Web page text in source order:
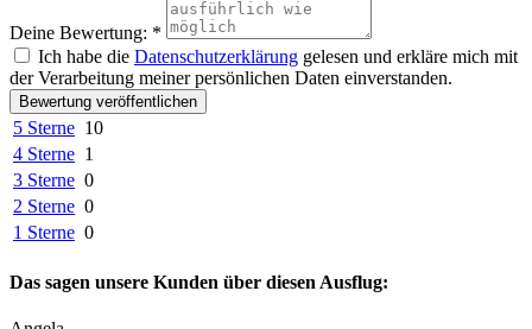
Deine Bewertung: *
Ich habe die Datenschutzerklärung gelesen und erkläre mich mit
der Verarbeitung meiner persönlichen Daten einverstanden.
Bewertung veröffentlichen
5 Sterne 10
4 Sterne 1
3 Sterne 0
2 Sterne 0
1 Sterne 0
Das sagen unsere Kunden über diesen Ausflug: